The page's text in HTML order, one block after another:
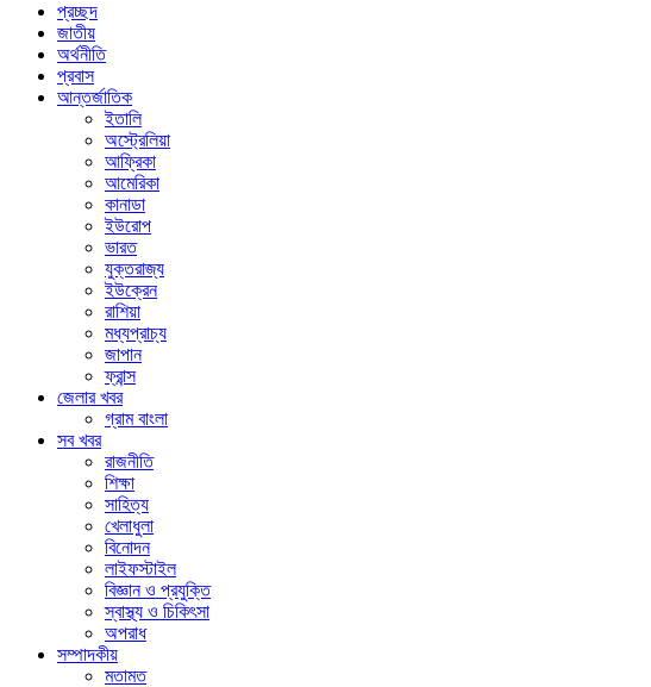
প্রচ্ছদ
জাতীয়
অর্থনীতি
প্রবাস
আন্তর্জাতিক
ইতালি
অস্ট্রেলিয়া
আফ্রিকা
আমেরিকা
কানাডা
ইউরোপ
ভারত
যুক্তরাজ্য
ইউক্রেন
রাশিয়া
মধ্যপ্রাচ্য
জাপান
ফ্রান্স
জেলার খবর
গ্রাম বাংলা
সব খবর
রাজনীতি
শিক্ষা
সাহিত্য
খেলাধুলা
বিনোদন
লাইফস্টাইল
বিজ্ঞান ও প্রযুক্তি
স্বাস্থ্য ও চিকিৎসা
অপরাধ
সম্পাদকীয়
মতামত